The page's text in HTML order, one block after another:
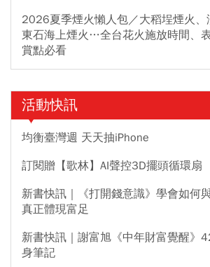
2026夏季煙火懶人包／大稻埕煙火、
東石海上煙火…全台花火施放時間、
賞點必看
活動快訊
均衡臺灣週 天天抽iPhone
訂閱贈【歌林】AI聲控3D擺頭循環扇
新書快訊｜《打開錢意識》學會如何
真正體現富足
新書快訊｜謝富旭《中年財富覺醒》
身筆記